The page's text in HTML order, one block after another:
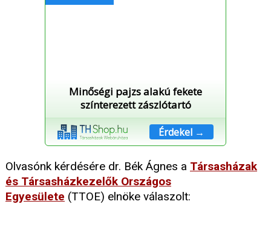
Minőségi pajzs alakú fekete
színterezett zászlótartó
Érdekel →
Olvasónk kérdésére dr. Bék Ágnes a Társasházak
és Társasházkezelők Országos
Egyesülete (TTOE) elnöke válaszolt: